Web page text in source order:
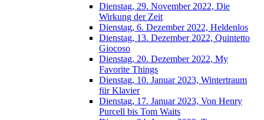
Dienstag, 29. November 2022, Die
Wirkung der Zeit
Dienstag, 6. Dezember 2022, Heldenlos
Dienstag, 13. Dezember 2022, Quintetto
Giocoso
Dienstag, 20. Dezember 2022, My
Favorite Things
Dienstag, 10. Januar 2023, Wintertraum
für Klavier
Dienstag, 17. Januar 2023, Von Henry
Purcell bis Tom Waits